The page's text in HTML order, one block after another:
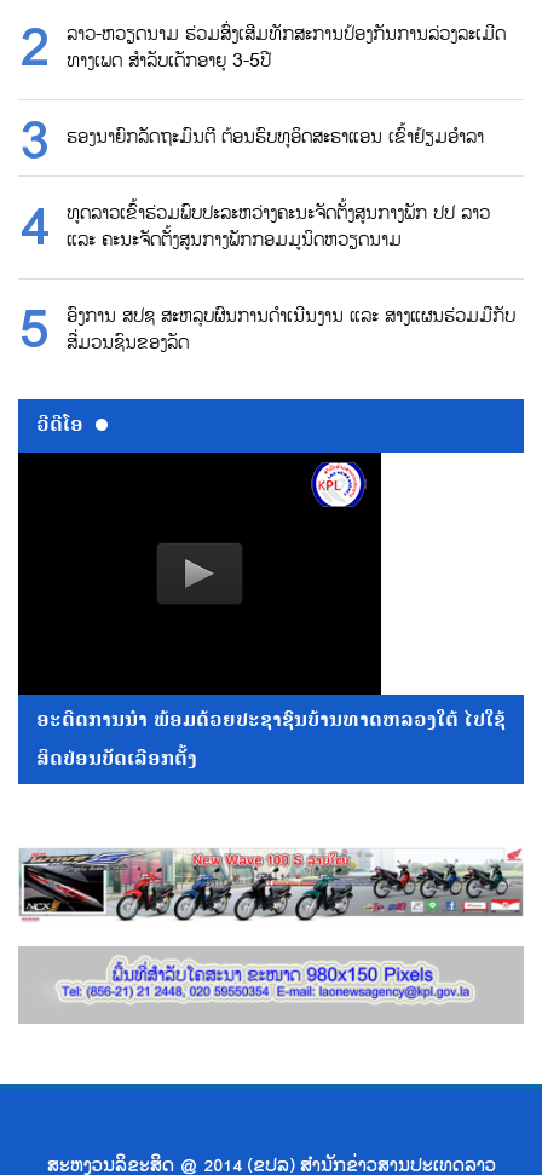
ລາວ-ຫວຽດນາມ ຮ່ວມສົ່ງເສີມທັກສະການປ້ອງກັນການລ່ວງລະເມີດ
ທາງເພດ ສຳລັບເດັກອາຍຸ 3-5ປີ
ຮອງນາຍົກລັດຖະມົນຕີ ຕ້ອນຮົບທູອິດສະຣາແອນ ເຂົ້າຢ້ຽມອຳລາ
ທູດລາວເຂົ້າຮ່ວມພົບປະລະຫວ່າງຄະນະຈັດຕັ້ງສູນກາງພັກ ປປ ລາວ
ແລະ ຄະນະຈັດຕັ້ງສູນກາງພັກກອມມູນິດຫວຽດນາມ
ອົງການ ສປຊ ສະຫລຸບຜົນການດຳເນີນງານ ແລະ ສາງແຜນຮ່ວມມືກັບ
ສື່ມວນຊົນຂອງລັດ
ວີດີໂອ
ອະດີດການນໍາ ພ້ອມດ້ວຍປະຊາຊົນບ້ານທາດຫລວງໃຕ້ ໄປໃຊ້
ສິດປ່ອນບັດເລືອກຕັ້ງ
ສະຫງວນລິຂະສິດ @ 2014 (ຂປລ) ສຳນັກຂ່າວສານປະເທດລາວ